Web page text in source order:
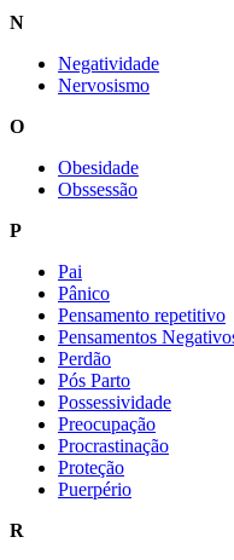
N
Negatividade
Nervosismo
O
Obesidade
Obssessão
P
Pai
Pânico
Pensamento repetitivo
Pensamentos
Perdão
Pós Parto
Possessividade
Preocupação
Procrastinação
Proteção
Puerpério
R